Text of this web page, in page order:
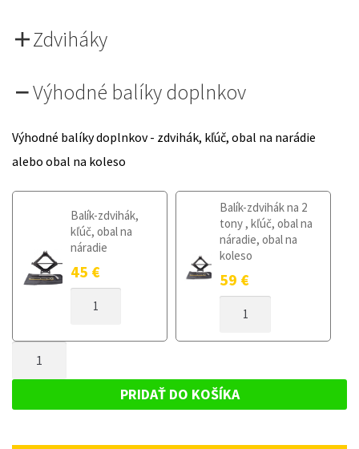
Zdviháky
Výhodné balíky doplnkov
Výhodné balíky doplnkov - zdvihák, kľúč, obal na narádie
alebo obal na koleso
Balík-zdvihák,
kľúč, obal na
náradie
45 €
DOJAZDOVÉ
MAZDA
II
2012
Balík-zdvihák na 2
tony , kľúč, obal na
náradie, obal na
koleso
59 €
DOJAZDOVÉ
II
2007-
MAZDA
PRIDAŤ DO KOŠÍKA